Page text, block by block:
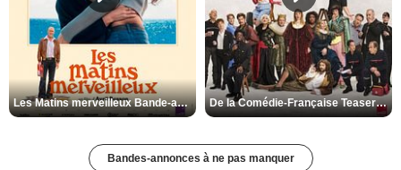
Les Matins merveilleux Bande-annonce VF De la Comédie-Française Teaser VF
Bandes-annonces à ne pas manquer